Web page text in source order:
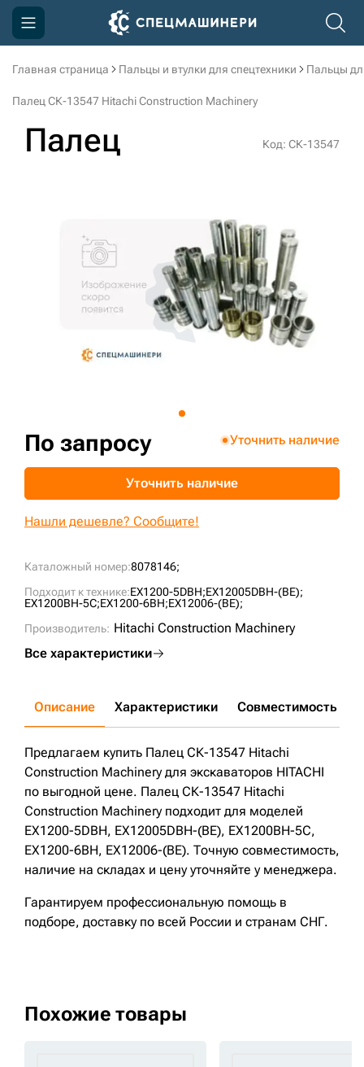
Главная страница Пальцы и втулки для спецтехники Пальцы
Палец СК-13547 Hitachi Construction Machinery
Палец Код: СК-13547
Каталожный номер:8078146;
Подходит к технике:EX1200-5DBH;EX12005DBH-(BE);
EX1200BH-5C;EX1200-6BH;EX12006-(BE);
Производитель: Hitachi Construction Machinery
Все характеристики
По запросу Уточнить наличие
Уточнить наличие
Нашли дешевле? Сообщите!
Описание Характеристики Совместимость
Предлагаем купить Палец СК-13547 Hitachi
Construction Machinery для экскаваторов HITACHI
по выгодной цене. Палец СК-13547 Hitachi
Construction Machinery подходит для моделей
EX1200-5DBH, EX12005DBH-(BE), EX1200BH-5C,
EX1200-6BH, EX12006-(BE). Точную совместимость,
наличие на складах и цену уточняйте у менеджера.
Гарантируем профессиональную помощь в
подборе, доставку по всей России и странам СНГ.
Похожие товары
Компания
Доставка и оплата
3D тур по производству
3D тур по складам
sksale@skdst.ru